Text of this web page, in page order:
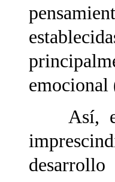
Así, el